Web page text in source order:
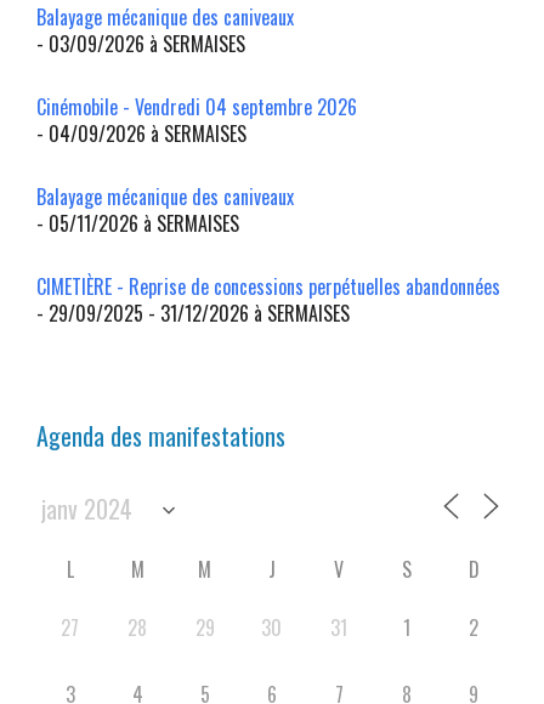
Balayage mécanique des caniveaux
- 03/09/2026 à SERMAISES
Cinémobile - Vendredi 04 septembre 2026
- 04/09/2026 à SERMAISES
Balayage mécanique des caniveaux
- 05/11/2026 à SERMAISES
CIMETIÈRE - Reprise de concessions perpétuelles abandonnées
- 29/09/2025 - 31/12/2026 à SERMAISES
Agenda des manifestations
L M M J V S
D
27
28 29 30 31 1 2
3 4 5 6 7 8 9